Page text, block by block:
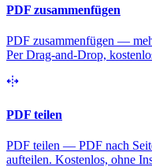
PDF zusammenfügen
PDF zusammenfügen —
Per Drag-and-Drop,
PDF teilen
PDF teilen — PDF nach
aufteilen. Kostenlos, ohne